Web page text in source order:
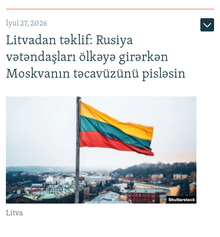
İyul 27, 2026
Litvadan təklif: Rusiya
vətəndaşları ölkəyə girərkən
Moskvanın təcavüzünü pisləsin
Litva